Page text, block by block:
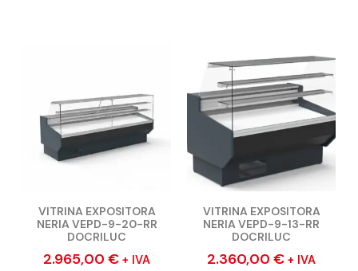
VITRINA EXPOSITORA
NERIA VEPD-9-20-RR
DOCRILUC
2.965,00 € + IVA
VITRINA EXPOSITORA
NERIA VEPD-9-13-RR
DOCRILUC
2.360,00 € + IVA